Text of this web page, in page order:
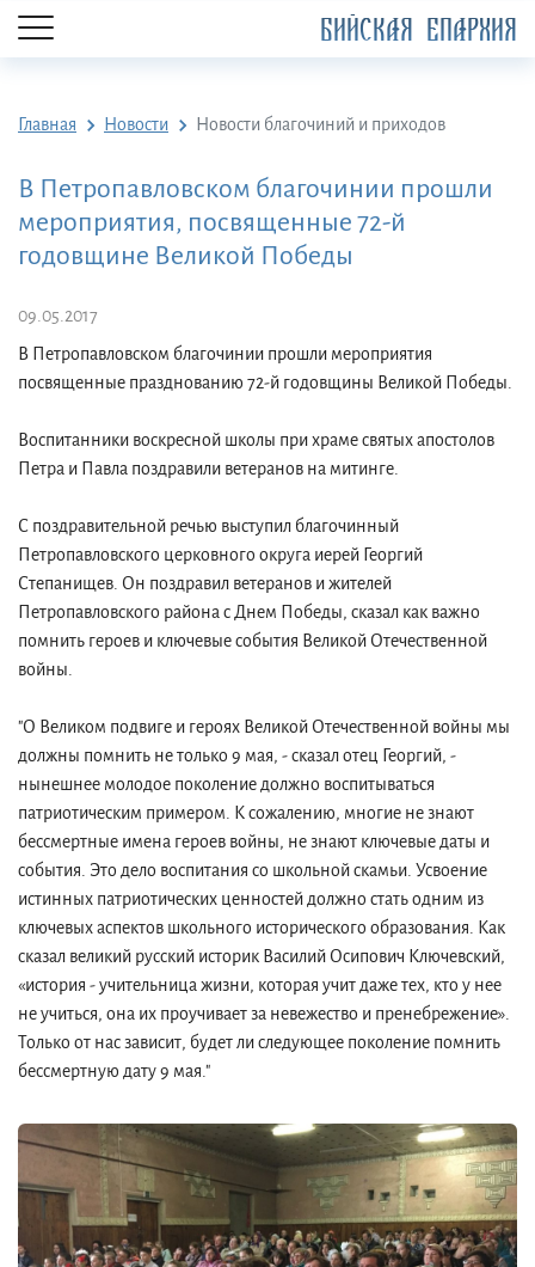
БИЙСКАЯ ЕПАРХИЯ
Главная Новости Новости благочиний и приходов
В Петропавловском благочинии прошли
мероприятия, посвященные 72-й
годовщине Великой Победы
09.05.2017
В Петропавловском благочинии прошли мероприятия
посвященные празднованию 72-й годовщины Великой Победы.
Воспитанники воскресной школы при храме святых апостолов
Петра и Павла поздравили ветеранов на митинге.
С поздравительной речью выступил благочинный
Петропавловского церковного округа иерей Георгий
Степанищев. Он поздравил ветеранов и жителей
Петропавловского района с Днем Победы, сказал как важно
помнить героев и ключевые события Великой Отечественной
войны.
"О Великом подвиге и героях Великой Отечественной войны мы
должны помнить не только 9 мая, - сказал отец Георгий, -
нынешнее молодое поколение должно воспитываться
патриотическим примером. К сожалению, многие не знают
бессмертные имена героев войны, не знают ключевые даты и
события. Это дело воспитания со школьной скамьи. Усвоение
истинных патриотических ценностей должно стать одним из
ключевых аспектов школьного исторического образования. Как
сказал великий русский историк Василий Осипович Ключевский,
«история - учительница жизни, которая учит даже тех, кто у нее
не учиться, она их проучивает за невежество и пренебрежение».
Только от нас зависит, будет ли следующее поколение помнить
бессмертную дату 9 мая."